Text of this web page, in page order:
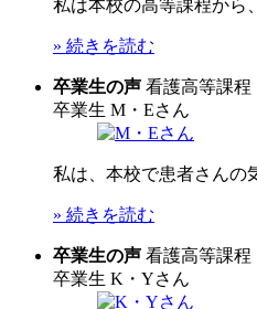
私は本校の高等課程から
» 続きを読む
卒業生の声 看護高等課程
卒業生 M・Eさん
私は、本校で患者さんの
» 続きを読む
卒業生の声 看護高等課程
卒業生 K・Yさん